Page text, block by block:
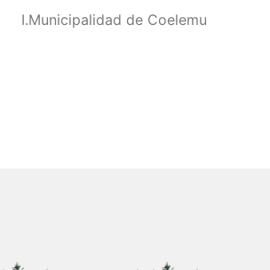
I.Municipalidad de Coelemu